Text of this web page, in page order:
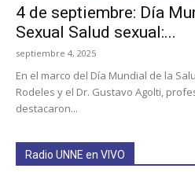
4 de septiembre: Día
Sexual Salud sexual:...
septiembre 4, 2025
En el marco del Día Mundial de la
Rodeles y el Dr. Gustavo Agolti,
destacaron...
Radio UNNE en VIVO